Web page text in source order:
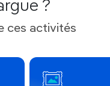
?
ces activités